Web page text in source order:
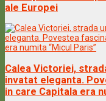
ale Europei
Calea Victoriei,
invatat eleganta.
in care Capitala era